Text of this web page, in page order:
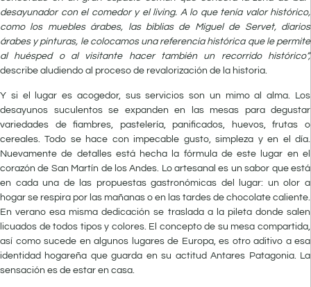
desayunador con el comedor y el living. A lo que tenía valor histórico,
como los muebles árabes, las biblias de Miguel de Servet, diarios
árabes y pinturas, le colocamos una referencia histórica que le permite
al huésped o al visitante hacer también un recorrido histórico”,
describe aludiendo al proceso de revalorización de la historia.
Y si el lugar es acogedor, sus servicios son un mimo al alma. Los
desayunos suculentos se expanden en las mesas para degustar
variedades de fiambres, pastelería, panificados, huevos, frutas o
cereales. Todo se hace con impecable gusto, simpleza y en el día.
Nuevamente de detalles está hecha la fórmula de este lugar en el
corazón de San Martín de los Andes. Lo artesanal es un sabor que está
en cada una de las propuestas gastronómicas del lugar: un olor a
hogar se respira por las mañanas o en las tardes de chocolate caliente.
En verano esa misma dedicación se traslada a la pileta donde salen
licuados de todos tipos y colores. El concepto de su mesa compartida,
así como sucede en algunos lugares de Europa, es otro aditivo a esa
identidad hogareña que guarda en su actitud Antares Patagonia. La
sensación es de estar en casa.